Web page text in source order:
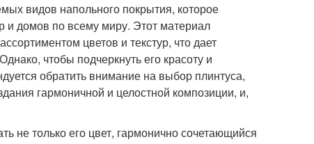
видов напольного покрытия, которое
и домов по всему миру. Этот материал
цветов и текстур, что дает
чтобы подчеркнуть его красоту и
обратить внимание на выбор плинтуса,
гармоничной и целостной композиции, и,
не только его цвет, гармонично сочетающийся